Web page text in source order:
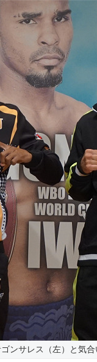
ンサレス（左）と気合